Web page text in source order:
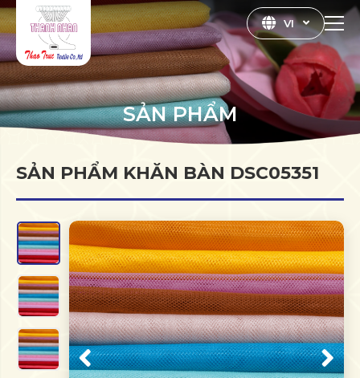
VI
SẢN PHẨM
SẢN PHẨM KHĂN BÀN DSC05351